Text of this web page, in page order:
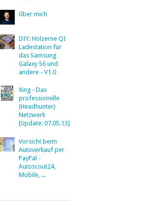
Über mich
DIY: Hölzerne QI
Ladestation für
das Samsung
Galaxy S6 und
andere - V1.0
Xing - Das
professionelle
(Headhunter)
Netzwerk
[Update: 07.05.13]
Vorsicht beim
Autoverkauf per
PayPal -
Autoscout24,
Mobile, ...